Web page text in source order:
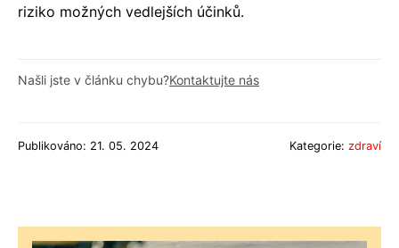
riziko možných vedlejších účinků.
Našli jste v článku chybu?Kontaktujte nás
Publikováno: 21. 05. 2024 Kategorie: zdraví